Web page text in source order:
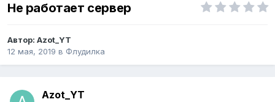
Не работает сервер
Автор: Azot_YT
12 мая, 2019 в Флудилка
Azot_YT